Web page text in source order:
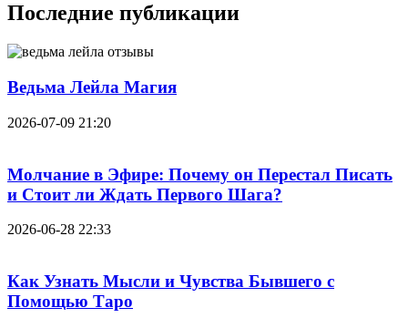
Последние публикации
Ведьма Лейла Магия
2026-07-09 21:20
Молчание в Эфире: Почему он Перестал Писать
и Стоит ли Ждать Первого Шага?
2026-06-28 22:33
Как Узнать Мысли и Чувства Бывшего с
Помощью Таро